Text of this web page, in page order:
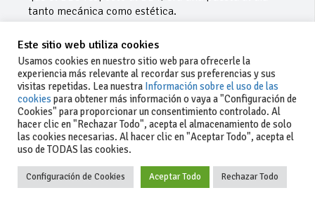
tanto mecánica como estética.
Jensen Interceptor
Este sitio web utiliza cookies
Usamos cookies en nuestro sitio web para ofrecerle la
experiencia más relevante al recordar sus preferencias y sus
visitas repetidas. Lea nuestra Información sobre el uso de las
cookies para obtener más información o vaya a "Configuración de
Cookies" para proporcionar un consentimiento controlado. Al
hacer clic en "Rechazar Todo", acepta el almacenamiento de solo
las cookies necesarias. Al hacer clic en "Aceptar Todo", acepta el
uso de TODAS las cookies.
Configuración de Cookies Aceptar Todo Rechazar Todo